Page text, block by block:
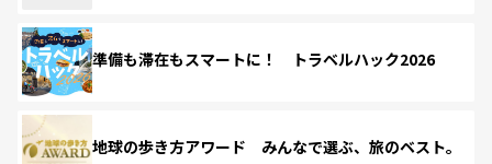
準備も滞在もスマートに！ トラベルハック2026
地球の歩き方アワード みんなで選ぶ、旅のベスト。